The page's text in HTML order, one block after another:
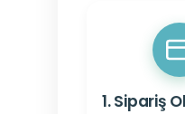
1. Sipariş